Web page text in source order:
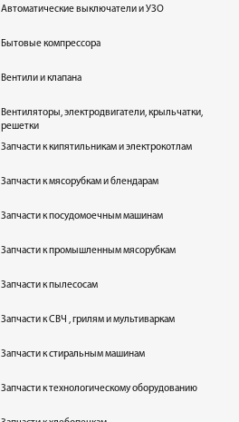
Автоматические выключатели и УЗО
Бытовые компрессора
Вентили и клапана
Вентиляторы, электродвигатели, крыльчатки,
решетки
Запчасти к кипятильникам и электрокотлам
Запчасти к мясорубкам и блендарам
Запчасти к посудомоечным машинам
Запчасти к промышленным мясорубкам
Запчасти к пылесосам
Запчасти к СВЧ , грилям и мультиваркам
Запчасти к стиральным машинам
Запчасти к технологическому оборудованию